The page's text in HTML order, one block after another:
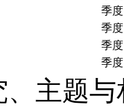
季度
季度
季度
季度
主题